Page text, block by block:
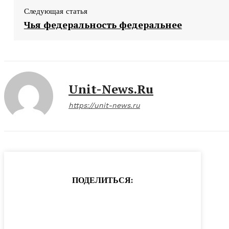
Следующая статья
Чья федеральность федеральнее
Unit-News.ru
https://unit-news.ru
ПОДЕЛИТЬСЯ: